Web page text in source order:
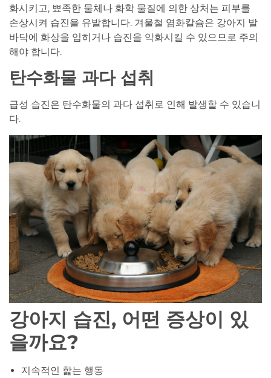
화시키고, 뾰족한 물체나 화학 물질에 의한 상처는 피부를
손상시켜 습진을 유발합니다. 겨울철 염화칼슘은 강아지 발
바닥에 화상을 입히거나 습진을 악화시킬 수 있으므로 주의
해야 합니다.
탄수화물 과다 섭취
급성 습진은 탄수화물의 과다 섭취로 인해 발생할 수 있습니
다.
강아지 습진, 어떤 증상이 있
을까요?
지속적인 핥는 행동